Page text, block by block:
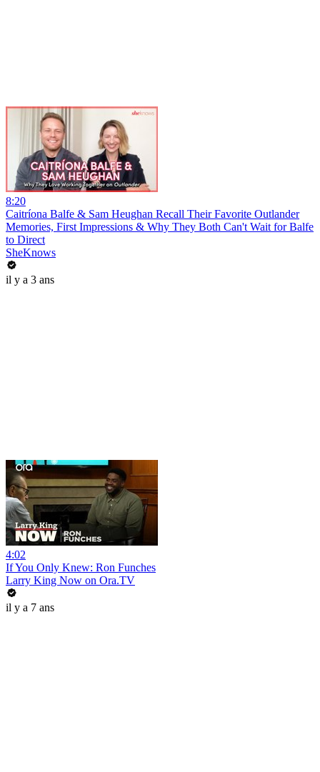
8:20
Caitríona Balfe & Sam Heughan Recall Their Favorite Outlander
Memories, First Impressions & Why They Both Can't Wait for Balfe
to Direct
SheKnows
il y a 3 ans
4:02
If You Only Knew: Ron Funches
Larry King Now on Ora.TV
il y a 7 ans